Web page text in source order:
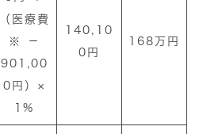
（医療費
※ －
901,00
0円）×
1%
140,10
0円
168万円